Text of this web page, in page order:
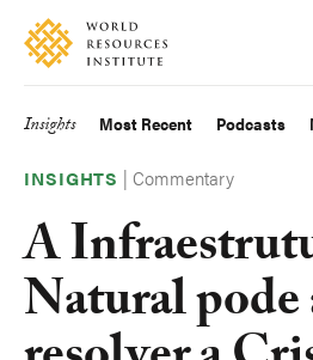
Skip
main
Accessibility
Making
Big
Happen
Main
navigation
Insights Most Recent Podcasts
INSIGHTS |Commentary
A
Natural pode